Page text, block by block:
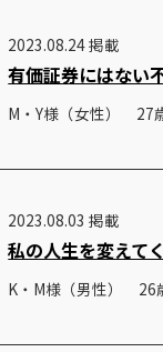
2023.08.24 掲載
有価証券にはない
M・Y様（女性） 27
2023.08.03 掲載
私の人生を変えて
K・M様（男性）